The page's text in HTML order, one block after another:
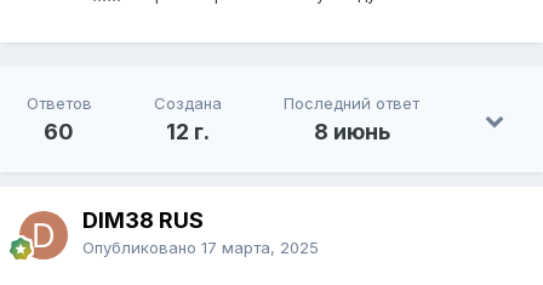
Ответов
60
Создана
12 г.
Последний ответ
8 июнь
DIM38 RUS
Опубликовано 17 марта, 2025